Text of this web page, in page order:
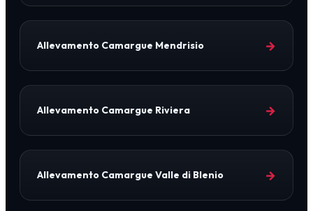
Allevamento Camargue Mendrisio →
Allevamento Camargue Riviera →
Allevamento Camargue Valle di Blenio →